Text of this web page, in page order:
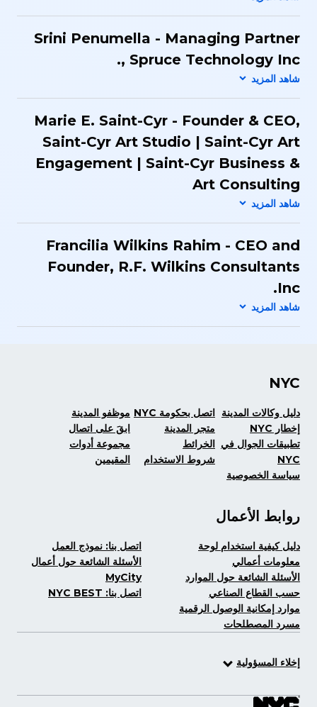
Srini Penumella - Managing Partner​
, Spruce Technology Inc.​
Marie E. Saint-Cyr - Founder & CEO,
Saint-Cyr Art Studio | Saint-Cyr Art
Engagement | Saint-Cyr Business &
Art Consulting
Francilia Wilkins Rahim - CEO and
Founder​, R.F. Wilkins Consultants
Inc.
NYC
دليل وكالات المدينة
إخطار NYC
تطبيقات الجوال في
NYC
سياسة الخصوصية
اتصل بحكومة NYC
متجر المدينة
الخرائط
شروط الاستخدام
موظفو المدينة
ابقَ على اتصال
مجموعة أدوات
المقيمين
روابط الأعمال
دليل كيفية استخدام لوحة
معلومات أعمالي
الأسئلة الشائعة حول الموارد
حسب القطاع الصناعي
موارد إمكانية الوصول الرقمية
مسرد المصطلحات
اتصل بنا: نموذج العمل
الأسئلة الشائعة حول أعمال
MyCity
اتصل بنا: NYC BEST
إخلاء المسؤولية